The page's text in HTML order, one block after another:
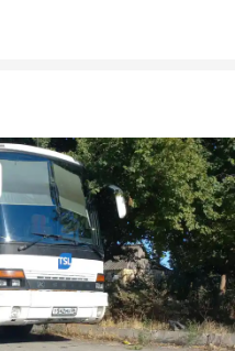
жителей, которые